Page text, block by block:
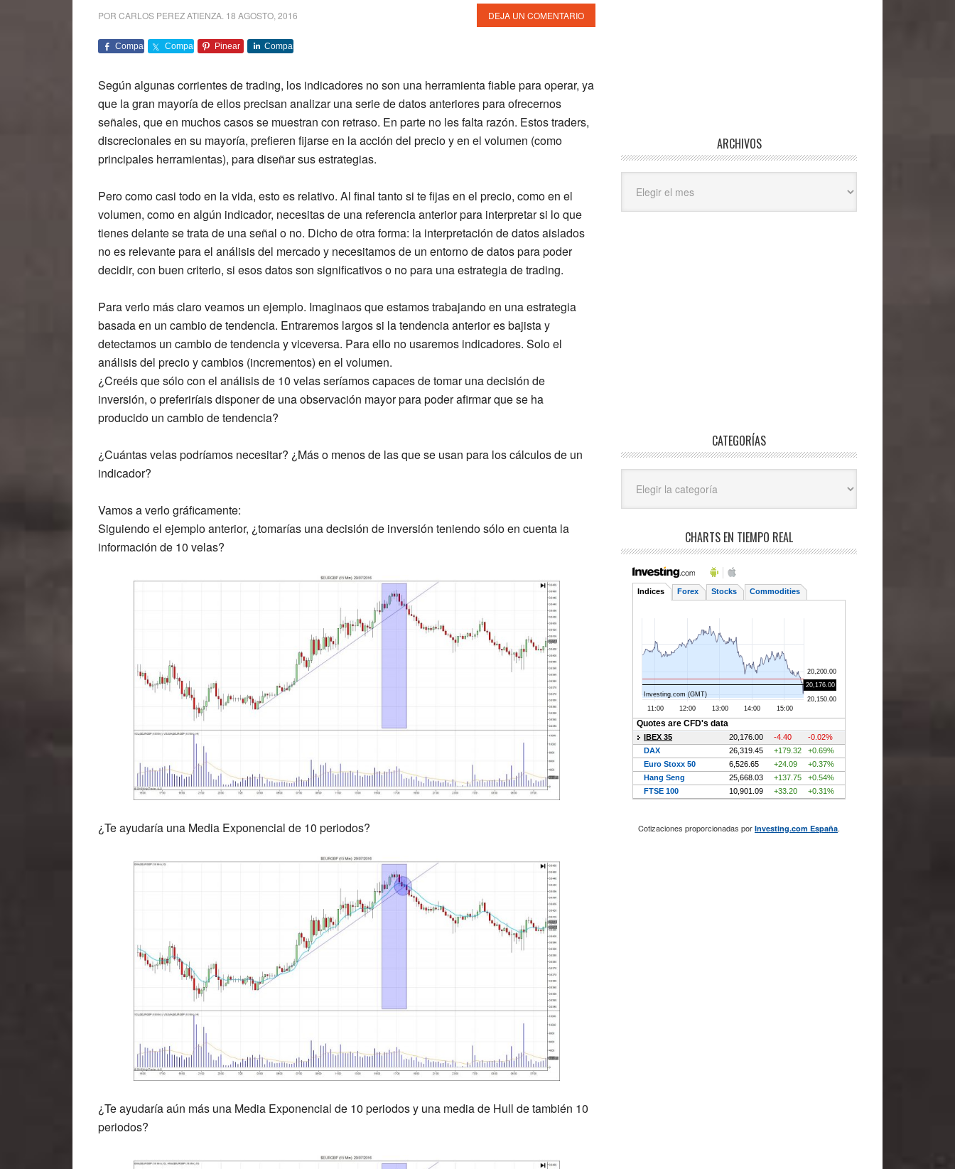
POR CARLOS PEREZ ATIENZA 18 AGOSTO, 2016 DEJA UN COMENTARIO
Comparte Comparte Pinear Comparte
Según algunas corrientes de trading, los indicadores no son una herramienta fiable para operar, ya
que la gran mayoría de ellos precisan analizar una serie de datos anteriores para ofrecernos
señales, que en muchos casos se muestran con retraso. En parte no les falta razón. Estos traders,
discrecionales en su mayoría, prefieren fijarse en la acción del precio y en el volumen (como
principales herramientas), para diseñar sus estrategias.
Pero como casi todo en la vida, esto es relativo. Al final tanto si te fijas en el precio, como en el
volumen, como en algún indicador, necesitas de una referencia anterior para interpretar si lo que
tienes delante se trata de una señal o no. Dicho de otra forma: la interpretación de datos aislados
no es relevante para el análisis del mercado y necesitamos de un entorno de datos para poder
decidir, con buen criterio, si esos datos son significativos o no para una estrategia de trading.
Para verlo más claro veamos un ejemplo. Imaginaos que estamos trabajando en una estrategia
basada en un cambio de tendencia. Entraremos largos si la tendencia anterior es bajista y
detectamos un cambio de tendencia y viceversa. Para ello no usaremos indicadores. Solo el
análisis del precio y cambios (incrementos) en el volumen.
¿Creéis que sólo con el análisis de 10 velas seríamos capaces de tomar una decisión de
inversión, o preferiríais disponer de una observación mayor para poder afirmar que se ha
producido un cambio de tendencia?
¿Cuántas velas podríamos necesitar? ¿Más o menos de las que se usan para los cálculos de un
indicador?
Vamos a verlo gráficamente:
Siguiendo el ejemplo anterior, ¿tomarías una decisión de inversión teniendo sólo en cuenta la
información de 10 velas?
¿Te ayudaría una Media Exponencial de 10 periodos?
¿Te ayudaría aún más una Media Exponencial de 10 periodos y una media de Hull de también 10
periodos?
ARCHIVOS
CATEGORÍAS
CHARTS EN TIEMPO REAL
Cotizaciones proporcionadas por Investing.com España.